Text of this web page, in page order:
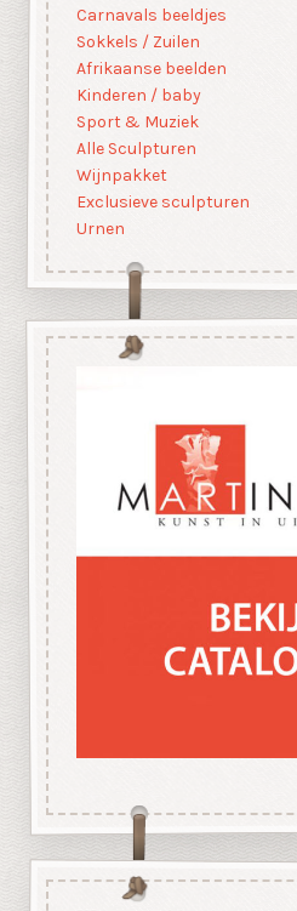
Carnavals beeldjes
Sokkels / Zuilen
Afrikaanse beelden
Kinderen / baby
Sport & Muziek
Alle Sculpturen
Wijnpakket
Exclusieve sculpturen
Urnen